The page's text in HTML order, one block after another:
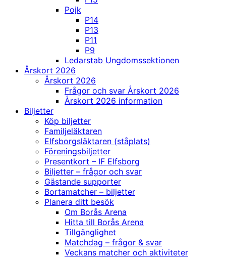
Pojk
P14
P13
P11
P9
Ledarstab Ungdomssektionen
Årskort 2026
Årskort 2026
Frågor och svar Årskort 2026
Årskort 2026 information
Biljetter
Köp biljetter
Familjeläktaren
Elfsborgsläktaren (ståplats)
Föreningsbiljetter
Presentkort – IF Elfsborg
Biljetter – frågor och svar
Gästande supporter
Bortamatcher – biljetter
Planera ditt besök
Om Borås Arena
Hitta till Borås Arena
Tillgänglighet
Matchdag – frågor & svar
Veckans matcher och aktiviteter